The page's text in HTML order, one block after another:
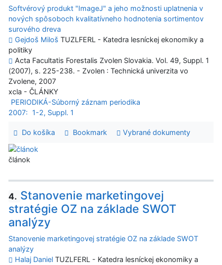
Softvérový produkt "ImageJ" a jeho možnosti uplatnenia v
nových spôsoboch kvalitatívneho hodnotenia sortimentov
surového dreva
Gejdoš Miloš TUZLFERL - Katedra lesníckej ekonomiky a
politiky
Acta Facultatis Forestalis Zvolen Slovakia. Vol. 49, Suppl. 1
(2007), s. 225-238. - Zvolen : Technická univerzita vo
Zvolene, 2007
xcla - ČLÁNKY
PERIODIKÁ-Súborný záznam periodika
2007:
1-2, Suppl. 1
Do košíka Bookmark Vybrané dokumenty
článok
4. Stanovenie marketingovej
stratégie OZ na základe SWOT
analýzy
Stanovenie marketingovej stratégie OZ na základe SWOT
analýzy
Halaj Daniel TUZLFERL - Katedra lesníckej ekonomiky a